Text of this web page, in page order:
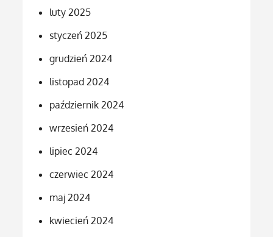
luty 2025
styczeń 2025
grudzień 2024
listopad 2024
październik 2024
wrzesień 2024
lipiec 2024
czerwiec 2024
maj 2024
kwiecień 2024